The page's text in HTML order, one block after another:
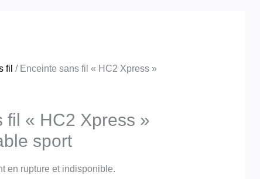
fil / Enceinte sans fil « HC2 Xpress »
fil « HC2 Xpress »
sport
en rupture et indisponible.